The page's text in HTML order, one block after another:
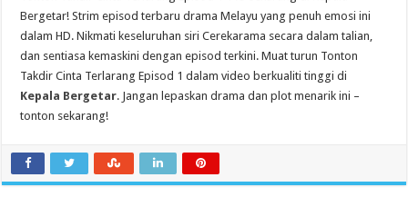
Bergetar! Strim episod terbaru drama Melayu yang penuh emosi ini
dalam HD. Nikmati keseluruhan siri Cerekarama secara dalam talian,
dan sentiasa kemaskini dengan episod terkini. Muat turun Tonton
Takdir Cinta Terlarang Episod 1 dalam video berkualiti tinggi di
Kepala Bergetar. Jangan lepaskan drama dan plot menarik ini –
tonton sekarang!